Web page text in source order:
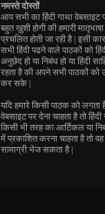
नमस्ते दोस्तों
आप सभी का हिंदी गाथा
बहुत ख़ुशी होगी की हमारी
प्रचलित होती जा रही है | इसी
सभी हिंदी पढने वाले पाठकों को
अनुछेद हो या निबंध हो या हिंदी
रहता है की अपने सभी पाठकों को
कर सके |
यदि हमारे किसी पाठक को लगता
वेबसाइट पर देना चाहता है तो
किसी भी तरह का आर्टिकल या
में प्रकाशित करना चाहता है तो वह
सामाग्री भेज सकता है |